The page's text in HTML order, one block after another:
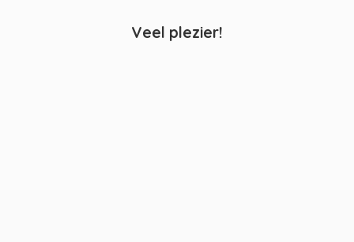
Veel plezier!